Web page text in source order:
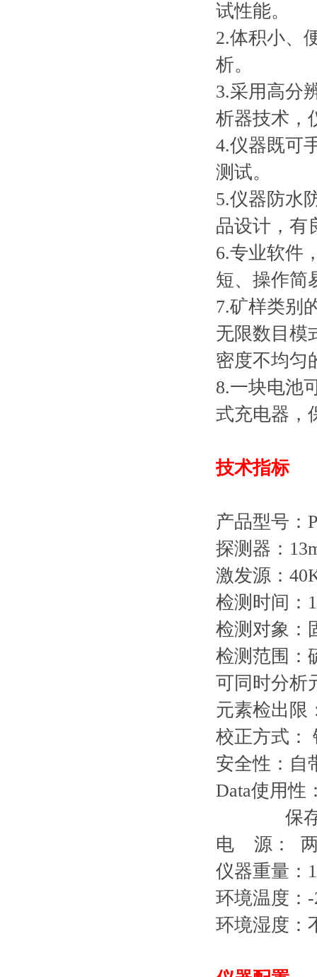
试性能。
2.体积小、
析。
3.采用高分
析器技术，
4.仪器既可
测试。
5.仪器防水
品设计，有
6.专业软件
短、操作简
7.矿样类别
无限数目模
密度不均匀
8.一块电池
式充电器，
技术指标
产品型号：
探测器：
激发源：
检测时间：
检测对象：
检测范围：
可同时分析
元素检出限
校正方式：
安全性：自
Data使用性
保存打
电 源： 两
仪器重量：
环境温度
环境湿度：